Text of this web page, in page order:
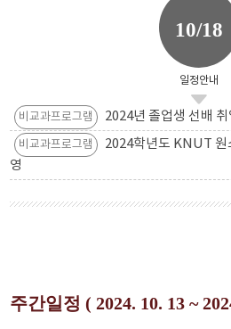
10/18
일정안내
비교과프로그램 2024년 졸업생 선배
비교과프로그램
2024학년도 KNUT 원
영
주간일정 ( 2024. 10. 13 ~